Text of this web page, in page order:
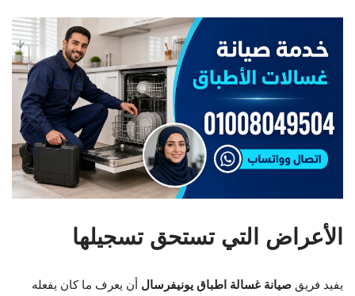
الأعراض التي تستحق تسجيلها
يفيد فريق صيانة غسالة اطباق يونيفرسال أن يعرف ما كان يفعله